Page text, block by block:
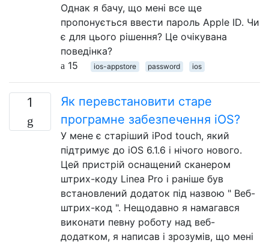
Однак я бачу, що мені все ще
пропонується ввести пароль Apple ID. Чи
є для цього рішення? Це очікувана
поведінка?
15
ios-appstore password ios
1
Як перевстановити старе
програмне забезпечення iOS?
У мене є старіший iPod touch, який
підтримує до iOS 6.1.6 і нічого нового.
Цей пристрій оснащений сканером
штрих-коду Linea Pro і раніше був
встановлений додаток під назвою " Веб-
штрих-код ". Нещодавно я намагався
виконати певну роботу над веб-
додатком, я написав і зрозумів, що мені